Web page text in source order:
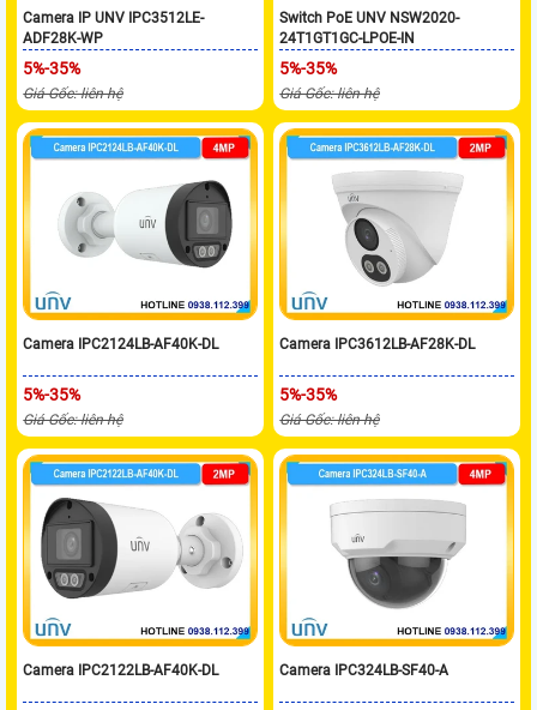
Camera IP UNV IPC3512LE-
ADF28K-WP
5%-35%
Giá Gốc: liên hệ
Switch PoE UNV NSW2020-
24T1GT1GC-LPOE-IN
5%-35%
Giá Gốc: liên hệ
Camera IPC2124LB-AF40K-DL
5%-35%
Giá Gốc: liên hệ
Camera IPC3612LB-AF28K-DL
5%-35%
Giá Gốc: liên hệ
Camera IPC2122LB-AF40K-DL Camera IPC324LB-SF40-A